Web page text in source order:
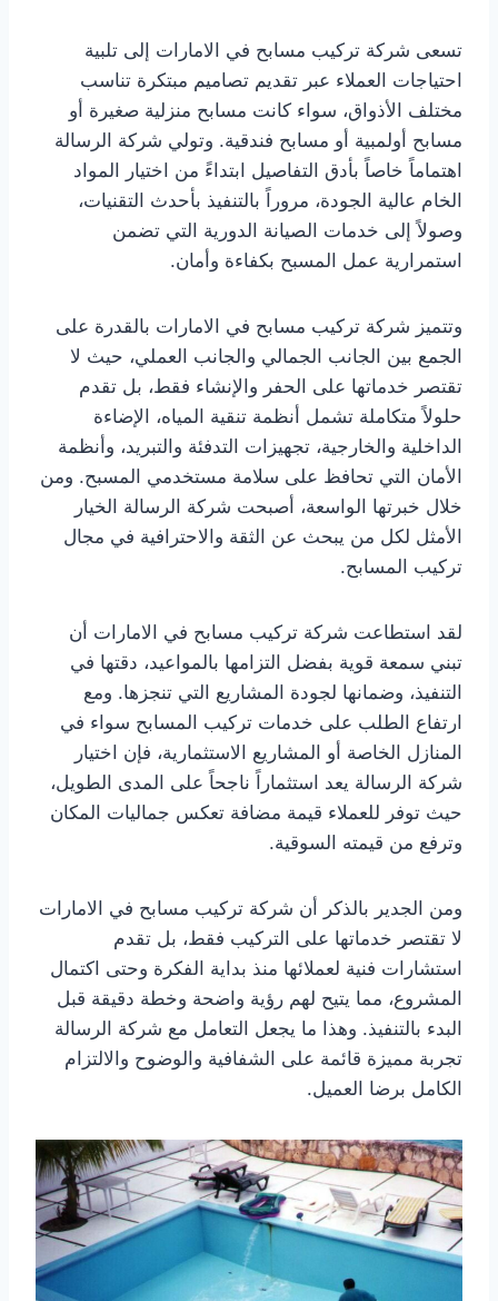
تسعى شركة تركيب مسابح في الامارات إلى تلبية
احتياجات العملاء عبر تقديم تصاميم مبتكرة تناسب
مختلف الأذواق، سواء كانت مسابح منزلية صغيرة أو
مسابح أولمبية أو مسابح فندقية. وتولي شركة الرسالة
اهتماماً خاصاً بأدق التفاصيل ابتداءً من اختيار المواد
الخام عالية الجودة، مروراً بالتنفيذ بأحدث التقنيات،
وصولاً إلى خدمات الصيانة الدورية التي تضمن
استمرارية عمل المسبح بكفاءة وأمان.
وتتميز شركة تركيب مسابح في الامارات بالقدرة على
الجمع بين الجانب الجمالي والجانب العملي، حيث لا
تقتصر خدماتها على الحفر والإنشاء فقط، بل تقدم
حلولاً متكاملة تشمل أنظمة تنقية المياه، الإضاءة
الداخلية والخارجية، تجهيزات التدفئة والتبريد، وأنظمة
الأمان التي تحافظ على سلامة مستخدمي المسبح. ومن
خلال خبرتها الواسعة، أصبحت شركة الرسالة الخيار
الأمثل لكل من يبحث عن الثقة والاحترافية في مجال
تركيب المسابح.
لقد استطاعت شركة تركيب مسابح في الامارات أن
تبني سمعة قوية بفضل التزامها بالمواعيد، دقتها في
التنفيذ، وضمانها لجودة المشاريع التي تنجزها. ومع
ارتفاع الطلب على خدمات تركيب المسابح سواء في
المنازل الخاصة أو المشاريع الاستثمارية، فإن اختيار
شركة الرسالة يعد استثماراً ناجحاً على المدى الطويل،
حيث توفر للعملاء قيمة مضافة تعكس جماليات المكان
وترفع من قيمته السوقية.
ومن الجدير بالذكر أن شركة تركيب مسابح في الامارات
لا تقتصر خدماتها على التركيب فقط، بل تقدم
استشارات فنية لعملائها منذ بداية الفكرة وحتى اكتمال
المشروع، مما يتيح لهم رؤية واضحة وخطة دقيقة قبل
البدء بالتنفيذ. وهذا ما يجعل التعامل مع شركة الرسالة
تجربة مميزة قائمة على الشفافية والوضوح والالتزام
الكامل برضا العميل.